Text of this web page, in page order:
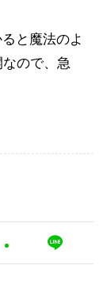
と魔法のよ
ので、急